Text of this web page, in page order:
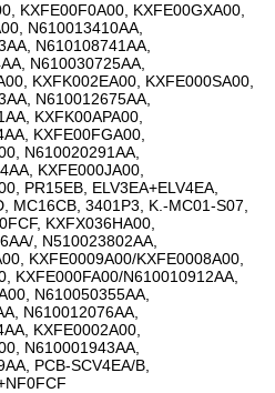
KXFE00F0A00, KXFE00GXA00,
N610013410AA,
N610108741AA,
N610030725AA,
KXFK002EA00, KXFE000SA00,
N610012675AA,
KXFK00APA00,
KXFE00FGA00,
N610020291AA,
KXFE000JA00,
PR15EB, ELV3EA+ELV4EA,
MC16CB, 3401P3, Κ.-MC01-S07,
KXFX036HA00,
, N510023802AA,
KXFE0009A00/KXFE0008A00,
KXFE000FA00/N610010912AA,
N610050355AA,
N610012076AA,
KXFE0002A00,
N610001943AA,
PCB-SCV4EA/B,